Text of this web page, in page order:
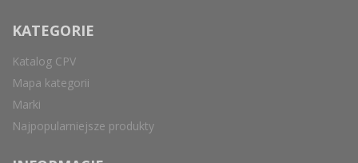
KATEGORIE
Katalog CPV
Mapa kategorii
Marki
Najpopularniejsze produkty